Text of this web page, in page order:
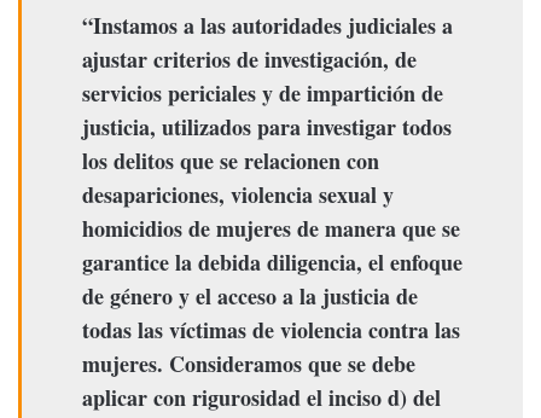
“Instamos a las autoridades judiciales a
ajustar criterios de investigación, de
servicios periciales y de impartición de
justicia, utilizados para investigar todos
los delitos que se relacionen con
desapariciones, violencia sexual y
homicidios de mujeres de manera que se
garantice la debida diligencia, el enfoque
de género y el acceso a la justicia de
todas las víctimas de violencia contra las
mujeres. Consideramos que se debe
aplicar con rigurosidad el inciso d) del